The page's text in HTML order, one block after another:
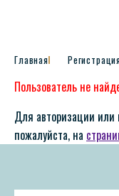
Главная
Пользователь не
Для авторизации или
пожалуйста, на